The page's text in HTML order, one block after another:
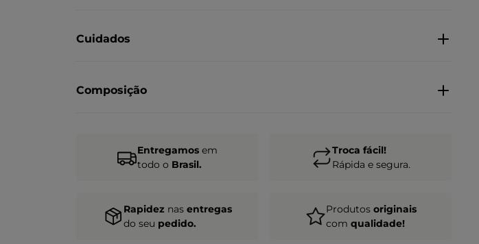
Cuidados
Composição
Entregamos em
todo o Brasil.
Troca fácil!
Rápida e segura.
Rapidez nas entregas
do seu pedido.
Produtos originais
com qualidade!